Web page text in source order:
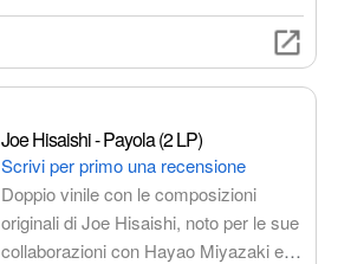
materiali di alta qualità e design
rilassanti. Disponibili in diverse forme e
viaggiare.
Joe Hisaishi - Payola (2 LP)
Scrivi per primo una recensione
Doppio vinile con le composizioni
originali di Joe Hisaishi, noto per le sue
collaborazioni con Hayao Miyazaki e lo